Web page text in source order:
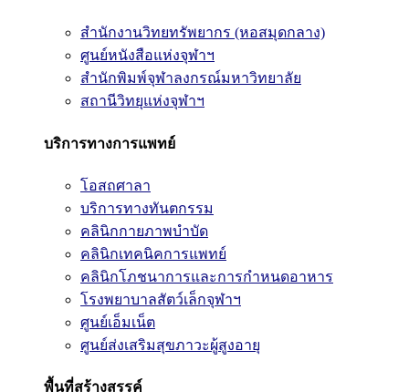
สำนักงานวิทยทรัพยากร (หอสมุดกลาง)
ศูนย์หนังสือแห่งจุฬาฯ
สำนักพิมพ์จุฬาลงกรณ์มหาวิทยาลัย
สถานีวิทยุแห่งจุฬาฯ
บริการทางการแพทย์
โอสถศาลา
บริการทางทันตกรรม
คลินิกกายภาพบำบัด
คลินิกเทคนิคการแพทย์
คลินิกโภชนาการและการกำหนดอาหาร
โรงพยาบาลสัตว์เล็กจุฬาฯ
ศูนย์เอ็มเน็ต
ศูนย์ส่งเสริมสุขภาวะผู้สูงอายุ
พื้นที่สร้างสรรค์